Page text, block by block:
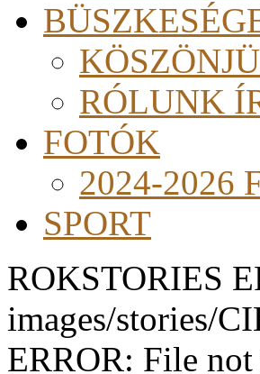
RÓLUNK
FOTÓK
2024-2026
SPORT
ROKSTORIES
images/stories/
ERROR: File